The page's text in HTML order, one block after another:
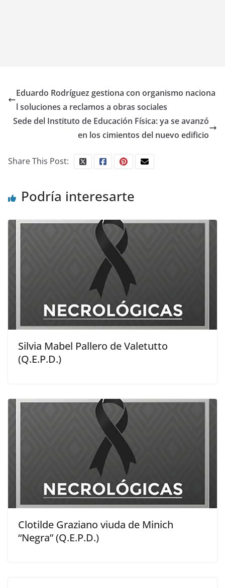
Eduardo Rodríguez gestiona con organismo naciona
l soluciones a reclamos a obras sociales
Sede del Instituto de Educación Física: ya se avanzó
en los cimientos del nuevo edificio
Share This Post:
Podría interesarte
Silvia Mabel Pallero de Valetutto
(Q.E.P.D.)
Clotilde Graziano viuda de Minich
“Negra” (Q.E.P.D.)